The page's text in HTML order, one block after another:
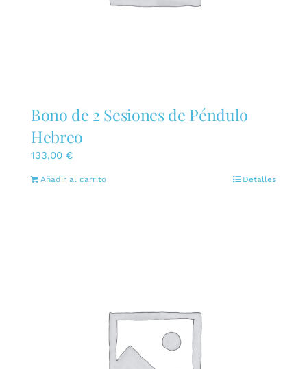
Bono de 2 Sesiones de Péndulo
Hebreo
133,00 €
Añadir al carrito Detalles